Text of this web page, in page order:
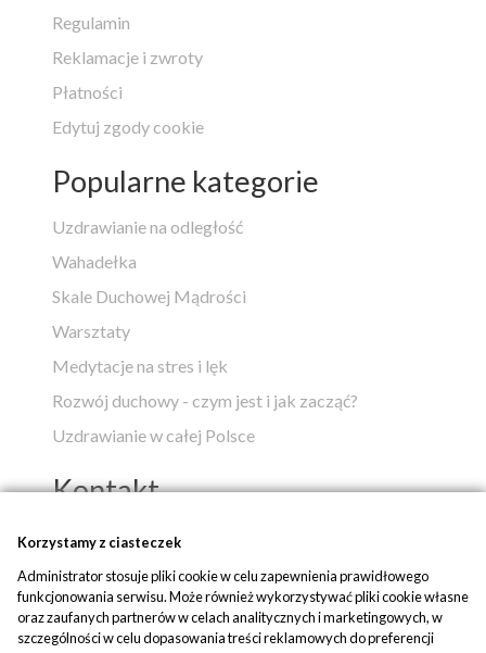
Regulamin
Reklamacje i zwroty
Płatności
Edytuj zgody cookie
Popularne kategorie
Uzdrawianie na odległość
Wahadełka
Skale Duchowej Mądrości
Warsztaty
Medytacje na stres i lęk
Rozwój duchowy - czym jest i jak zacząć?
Uzdrawianie w całej Polsce
Kontakt
Popko - Centrum Medytacji i Uzdrawiania
ul. Piaskowa 1
42-700 Rusinowice
Korzystamy z ciasteczek
Administrator stosuje pliki cookie w celu zapewnienia prawidłowego
funkcjonowania serwisu. Może również wykorzystywać pliki cookie własne
oraz zaufanych partnerów w celach analitycznych i marketingowych, w
szczególności w celu dopasowania treści reklamowych do preferencji